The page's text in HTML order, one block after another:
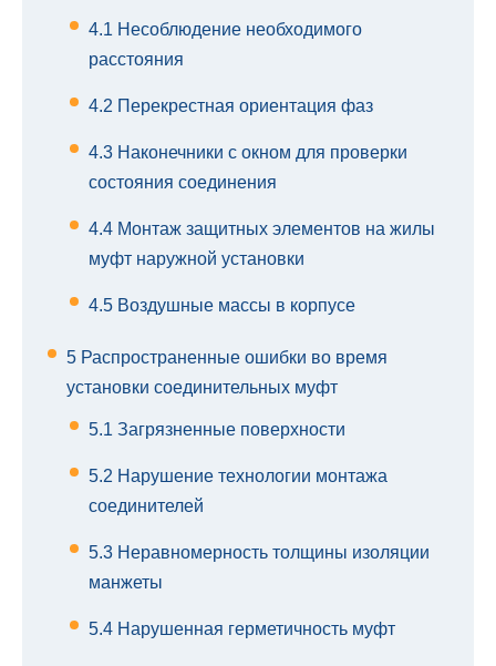
4.1 Несоблюдение необходимого
расстояния
4.2 Перекрестная ориентация фаз
4.3 Наконечники с окном для проверки
состояния соединения
4.4 Монтаж защитных элементов на жилы
муфт наружной установки
4.5 Воздушные массы в корпусе
5 Распространенные ошибки во время
установки соединительных муфт
5.1 Загрязненные поверхности
5.2 Нарушение технологии монтажа
соединителей
5.3 Неравномерность толщины изоляции
манжеты
5.4 Нарушенная герметичность муфт